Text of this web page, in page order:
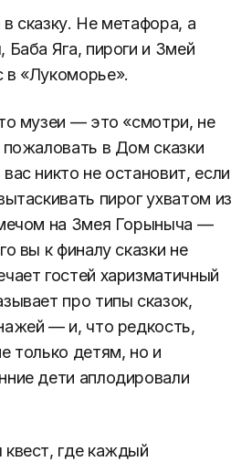
сказку. Не метафора, а
Яга, пироги и Змей
«Лукоморье».
музеи — это «смотри, не
в Дом сказки
никто не остановит, если
пирог ухватом из
на Змея Горыныча —
вы к финалу сказки не
гостей харизматичный
про типы сказок,
— и, что редкость,
только детям, но и
дети аплодировали
где каждый